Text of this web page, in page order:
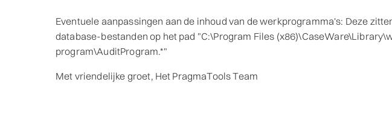
Eventuele aanpassingen aan de inhoud van de werkprogramma's: Deze
database-bestanden op het pad "C:\Program Files
program\AuditProgram.*"
Met vriendelijke groet, Het PragmaTools Team